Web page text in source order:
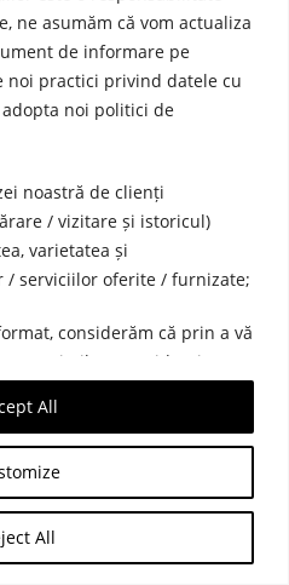
ne asumăm că vom actualiza
de informare pe
noi practici privind datele cu
noi politici de
noastră de clienți
/ vizitare și istoricul)
varietatea și
serviciilor oferite / furnizate;
considerăm că prin a vă
sunt similare sau identice cu
de cumpărare / de
legitim.
All
All
/ Design by www.FujeStudio.ro